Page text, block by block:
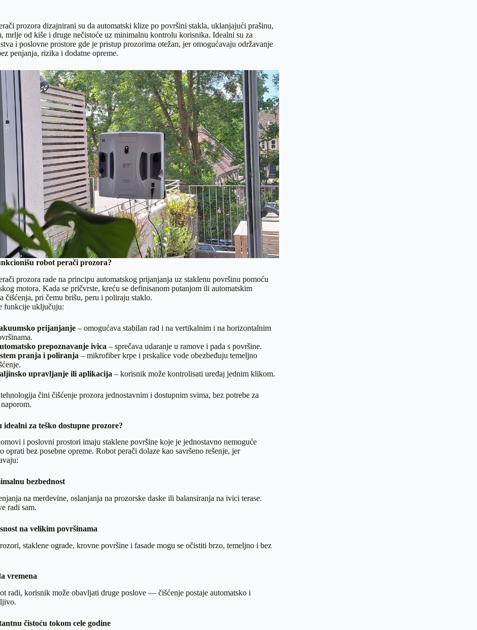
prozora dizajnirani su da automatski klize po površini stakla, uklanjajući prašinu,
mrlje od kiše i druge nečistoće uz minimalnu kontrolu korisnika. Idealni su za
i poslovne prostore gde je pristup prozorima otežan, jer omogućavaju održavanje
penjanja, rizika i dodatne opreme.
robot perači prozora?
prozora rade na principu automatskog prijanjanja uz staklenu površinu pomoću
motora. Kada se pričvrste, kreću se definisanom putanjom ili automatskim
čišćenja, pri čemu brišu, peru i poliraju staklo.
funkcije uključuju:
prijanjanje– omogućava stabilan rad i na vertikalnim i na horizontalnim
prepoznavanje ivica – sprečava udaranje u ramove i pada s površine.
pranja i poliranja – mikrofiber krpe i prskalice vode obezbeđuju temeljno
upravljanje ili aplikacija – korisnik može kontrolisati uređaj jednim klikom.
čini čišćenje prozora jednostavnim i dostupnim svima, bez potrebe za
idealni za teško dostupne prozore?
i poslovni prostori imaju staklene površine koje je jednostavno nemoguće
oprati bez posebne opreme. Robot perači dolaze kao savršeno rešenje, jer
bezbednost
na merdevine, oslanjanja na prozorske daske ili balansiranja na ivici terase.
radi sam.
na velikim površinama
staklene ograde, krovne površine i fasade mogu se očistiti brzo, temeljno i bez
vremena
radi, korisnik može obavljati druge poslove — čišćenje postaje automatsko i
čistoću tokom cele godine